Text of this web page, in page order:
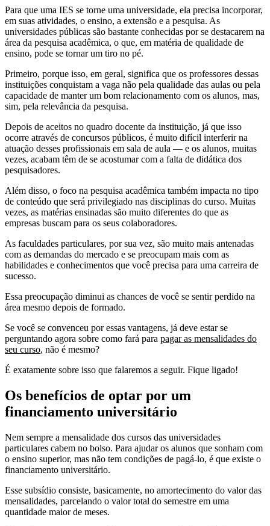
Para que uma IES se torne uma universidade, ela precisa incorporar,
em suas atividades, o ensino, a extensão e a pesquisa. As
universidades públicas são bastante conhecidas por se destacarem na
área da pesquisa acadêmica, o que, em matéria de qualidade de
ensino, pode se tornar um tiro no pé.
Primeiro, porque isso, em geral, significa que os professores dessas
instituições conquistam a vaga não pela qualidade das aulas ou pela
capacidade de manter um bom relacionamento com os alunos, mas,
sim, pela relevância da pesquisa.
Depois de aceitos no quadro docente da instituição, já que isso
ocorre através de concursos públicos, é muito difícil interferir na
atuação desses profissionais em sala de aula — e os alunos, muitas
vezes, acabam têm de se acostumar com a falta de didática dos
pesquisadores.
Além disso, o foco na pesquisa acadêmica também impacta no tipo
de conteúdo que será privilegiado nas disciplinas do curso. Muitas
vezes, as matérias ensinadas são muito diferentes do que as
empresas buscam para os seus colaboradores.
As faculdades particulares, por sua vez, são muito mais antenadas
com as demandas do mercado e se preocupam mais com as
habilidades e conhecimentos que você precisa para uma carreira de
sucesso.
Essa preocupação diminui as chances de você se sentir perdido na
área mesmo depois de formado.
Se você se convenceu por essas vantagens, já deve estar se
perguntando agora sobre como fará para pagar as mensalidades do
seu curso, não é mesmo?
É exatamente sobre isso que falaremos a seguir. Fique ligado!
Os benefícios de optar por um
financiamento universitário
Nem sempre a mensalidade dos cursos das universidades
particulares cabem no bolso. Para ajudar os alunos que sonham com
o ensino superior, mas não tem condições de pagá-lo, é que existe o
financiamento universitário.
Esse subsídio consiste, basicamente, no amortecimento do valor das
mensalidades, parcelando o valor total do semestre em uma
quantidade maior de meses.